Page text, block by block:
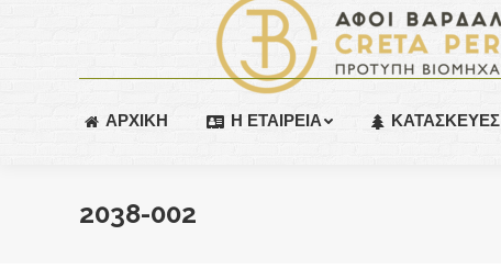
ΑΡΧΙΚΗ Η ΕΤΑΙΡΕΙΑ ΚΑΤΑΣΚΕΥΕΣ
2038-002